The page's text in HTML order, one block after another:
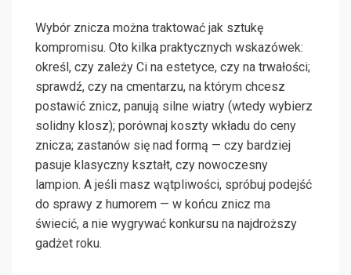
Wybór znicza można traktować jak sztukę
kompromisu. Oto kilka praktycznych wskazówek:
określ, czy zależy Ci na estetyce, czy na trwałości;
sprawdź, czy na cmentarzu, na którym chcesz
postawić znicz, panują silne wiatry (wtedy wybierz
solidny klosz); porównaj koszty wkładu do ceny
znicza; zastanów się nad formą — czy bardziej
pasuje klasyczny kształt, czy nowoczesny
lampion. A jeśli masz wątpliwości, spróbuj podejść
do sprawy z humorem — w końcu znicz ma
świecić, a nie wygrywać konkursu na najdroższy
gadżet roku.